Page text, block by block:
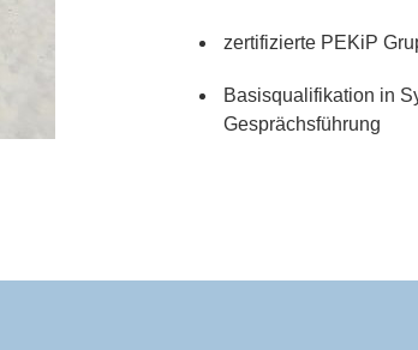
zertifizierte PEKiP
Basisqualifikation in
Gesprächsführung